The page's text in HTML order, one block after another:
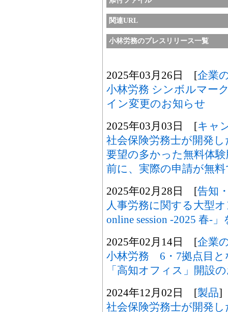
関連URL
小林労務のプレスリリース一覧
2025年03月26日 [企業
小林労務 シンボルマー
イン変更のお知らせ
2025年03月03日 [キャ
社会保険労務士が開発し
要望の多かった無料体
前に、実際の申請が無
2025年02月28日 [告知
人事労務に関する大型
online session -2025 春-
2025年02月14日 [企業
小林労務 6・7拠点目と
「高知オフィス」開設
2024年12月02日 [製品]
社会保険労務士が開発し